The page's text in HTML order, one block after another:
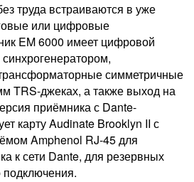
труда встраиваются в уже
или цифровые
EM 6000 имеет цифровой
симметричные
TRS-джеках, а также выход на
приёмника с Dante-
карту Audinate Brooklyn II с
Amphenol RJ-45 для
к сети Dante, для резервных
подключения.